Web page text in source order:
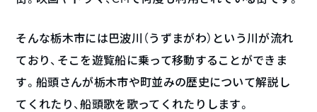
そんな栃木市には巴波川（うずまがわ）という川が流れ
ており、そこを遊覧船に乗って移動することができま
す。船頭さんが栃木市や町並みの歴史について解説し
てくれたり、船頭歌を歌ってくれたりします。